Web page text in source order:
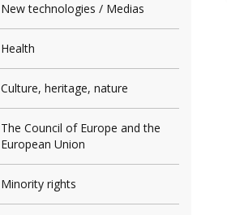
New technologies / Medias
Health
Culture, heritage, nature
The Council of Europe and the
European Union
Minority rights